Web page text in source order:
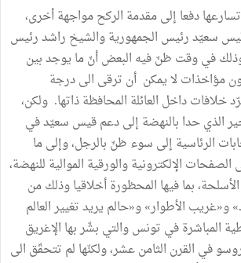
دفعا إلى مقدمة الركح مواجهة أخرى،
قيس سعيّد رئيس الجمهورية والشيخ راشد رئيس
في وقت ظنّ فيه البعض أنّ ما يوجد بين
مؤاخذات لا يمكن أن ترقى الى درجة
خلافات داخل العائلة المحافظة ذاتها. ولكن،
الذي حدا بالنهضة إلى دعم قيس سعيّد في
الرئاسية إلى سوء ظنّ بالرجل، وإلى ما
الإلكترونية والورقية الموالية للنهضة،
بما فيها المحظورة أخلاقيا وذلك من
الأطوار» و«حالم يريد تغيير العالم
المباشرة في تونس والتي بشّر بها الإغريق
روسو في القرن الثامن عشر، ولكنّها لم تتحقّق الى